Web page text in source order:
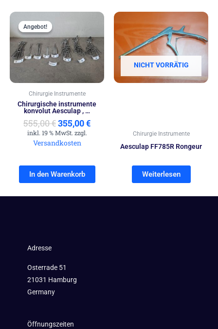
Angebot!
Angebot!
Chirurgie Instrumente
Chirurgische instrumente
konvolut Aesculap , …
555,00€
Ursprünglicher
war:
555,00 €
355,00€
Aktueller
ist:
355,00 €.
inkl. 19 % MwSt. zzgl.
Versandkosten
In den Warenkorb
NICHT VORRÄTIG
Chirurgie Instrumente
Aesculap FF785R Rongeur
Weiterlesen
Adresse
Osterrade 51
21031 Hamburg
Germany
Öffnungszeiten